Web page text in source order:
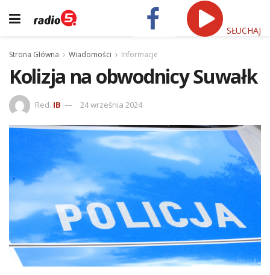
SŁUCHAJ
Strona Główna Wiadomości Informacje
Kolizja na obwodnicy Suwałk
Red. IB 24 września 2024